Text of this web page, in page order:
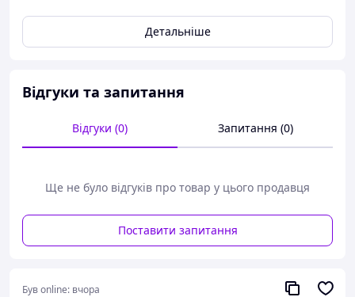
Детальніше
Відгуки та запитання
Відгуки (0) Запитання (0)
Ще не було відгуків про товар у цього продавця
Поставити запитання
Був online: вчора